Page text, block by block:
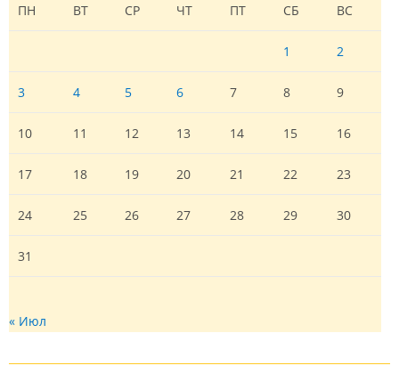
ПН
ВТ СР ЧТ ПТ СБ ВС
1 2
3 4 5 6 7 8 9
10 11 12 13 14 15 16
17 18 19 20 21 22 23
24 25 26 27 28 29 30
31
« Июл